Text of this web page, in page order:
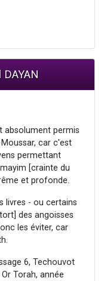
absolument permis
car c'est
permettant
[crainte du
et profonde.
livres - ou certains
des angoisses
les éviter, car
6, Techouvot
Torah, année